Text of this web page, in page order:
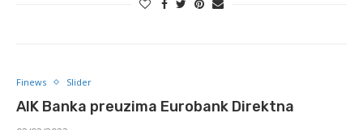
Finews Slider
AIK Banka preuzima Eurobank Direktna